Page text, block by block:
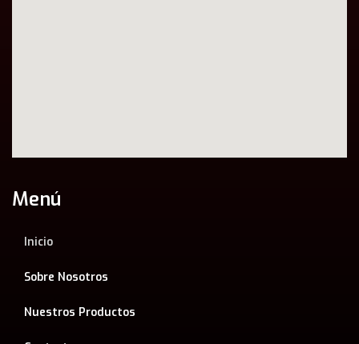
Menú
Inicio
Sobre Nosotros
Nuestros Productos